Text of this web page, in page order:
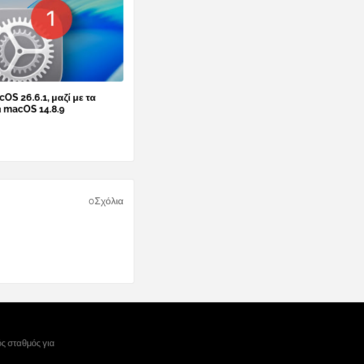
26.6.1, μαζί με τα
macOS 14.8.9
0Σχόλια
σταθμός για